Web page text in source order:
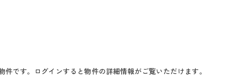
です。ログインすると物件の詳細情報がご覧いただけます。